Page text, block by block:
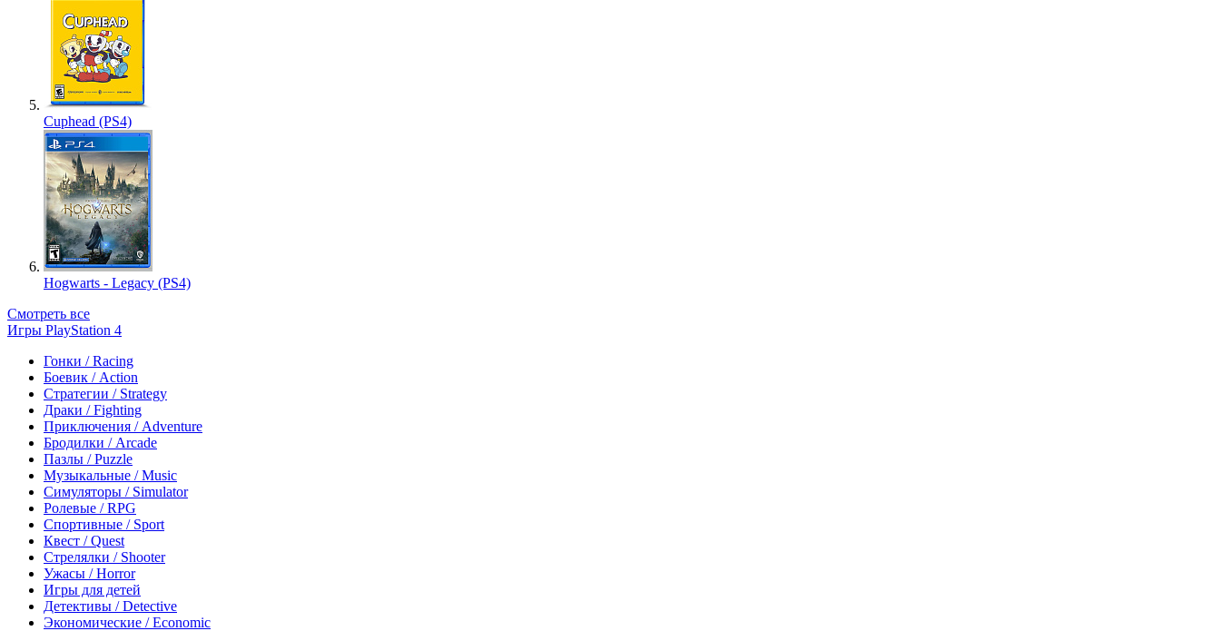
Cuphead (PS4)
Hogwarts - Legacy (PS4)
Смотреть все
Игры PlayStation 4
Гонки / Racing
Боевик / Action
Стратегии / Strategy
Драки / Fighting
Приключения / Adventure
Бродилки / Arcade
Пазлы / Puzzle
Музыкальные / Music
Симуляторы / Simulator
Ролевые / RPG
Спортивные / Sport
Квест / Quest
Стрелялки / Shooter
Ужасы / Horror
Игры для детей
Детективы / Detective
Экономические / Economic